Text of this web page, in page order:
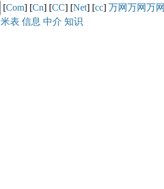
[Com] [Cn] [CC] [Net] [cc] 万网万网万网
米表 信息 中介 知识